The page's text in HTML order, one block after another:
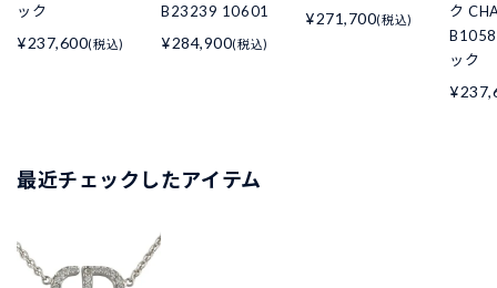
ック
¥237,600(税込)
B23239 10601
¥284,900(税込)
¥271,700(税込)
ク
ック
最近チェックしたアイテム